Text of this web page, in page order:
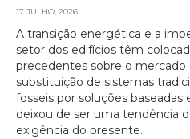
17 JULHO, 2026
A transição energética e a
setor dos edifícios têm
precedentes sobre o mercado
substituição de sistemas
fosseis por soluções
deixou de ser uma tendência
exigência do presente.